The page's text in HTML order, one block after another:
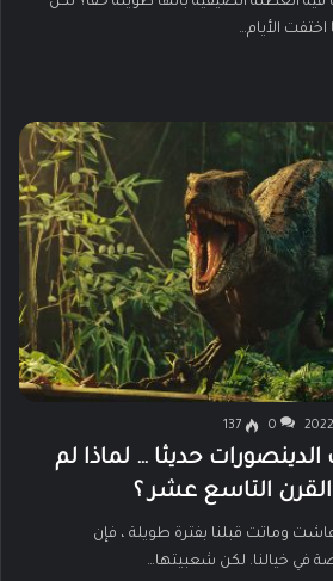
الأيام…
0
137
حديثا … لماذا لم
التاسع عشر ؟
وماتت قبلنا بفترة طويلة ، فإن
في خيالنا. لكن شعبيتها…